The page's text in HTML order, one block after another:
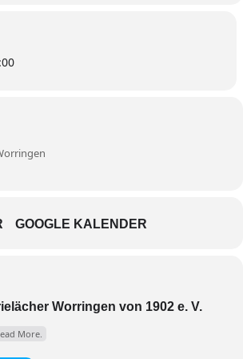
GOOGLE KALENDER
Worringen von 1902 e. V.
More.